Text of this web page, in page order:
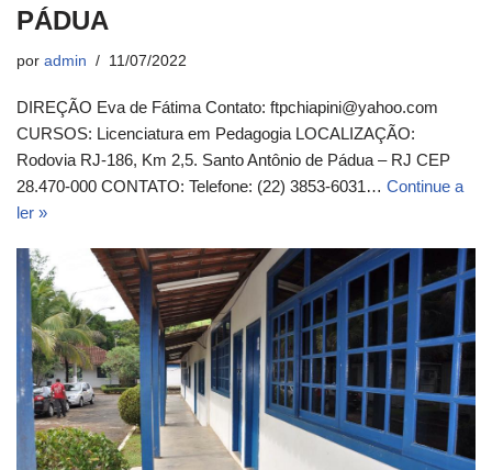
PÁDUA
por admin 11/07/2022
DIREÇÃO Eva de Fátima Contato: ftpchiapini@yahoo.com
CURSOS: Licenciatura em Pedagogia LOCALIZAÇÃO:
Rodovia RJ-186, Km 2,5. Santo Antônio de Pádua – RJ CEP
28.470-000 CONTATO: Telefone: (22) 3853-6031… Continue a
ler »